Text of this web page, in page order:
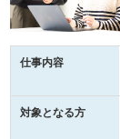
仕事内容
対象となる方